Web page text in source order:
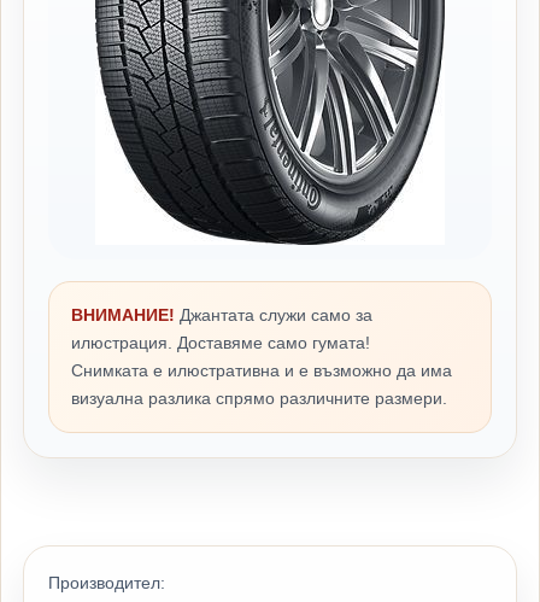
ВНИМАНИЕ! Джантата служи само за
илюстрация. Доставяме само гумата!
Снимката е илюстративна и е възможно да има
визуална разлика спрямо различните размери.
Производител: